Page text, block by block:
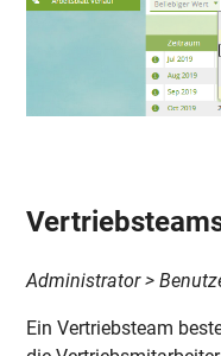
Administrator >
Ein Vertriebsteam